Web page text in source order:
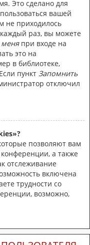
Это сделано для
вашей
не приходилось
раз, вы можете
при входе на
это на
в библиотеке,
пункт Запомнить
отключил
позволяют вам
а также
отслеживание
включена
трудности со
возможно,